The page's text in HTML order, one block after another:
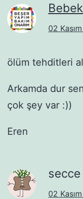
02
ölüm tehditleri
Arkamda dur
çok şey var :))
Eren
secce
02